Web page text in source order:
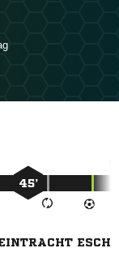
45’
ESCH